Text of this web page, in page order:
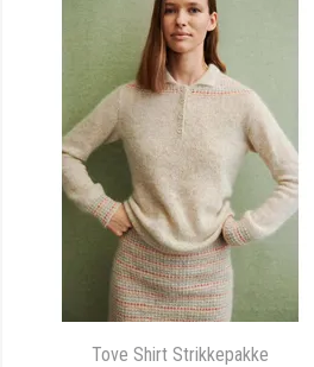
Tove Shirt Strikkepakke